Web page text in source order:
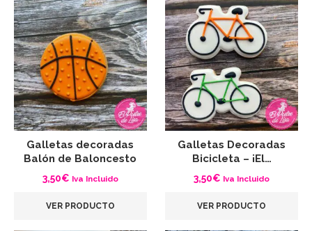
Galletas decoradas
Balón de Baloncesto
3,50€ Iva Incluido
VER PRODUCTO
Galletas Decoradas
Bicicleta – ¡El…
3,50€ Iva Incluido
VER PRODUCTO